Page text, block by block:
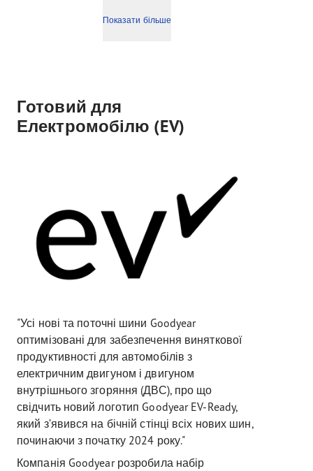
Показати більше
Готовий для
Електромобілю (EV)
"Усі нові та поточні шини Goodyear
оптимізовані для забезпечення виняткової
продуктивності для автомобілів з
електричним двигуном і двигуном
внутрішнього згоряння (ДВС), про що
свідчить новий логотип Goodyear EV-Ready,
який з’явився на бічній стінці всіх нових шин,
починаючи з початку 2024 року."
Компанія Goodyear розробила набір